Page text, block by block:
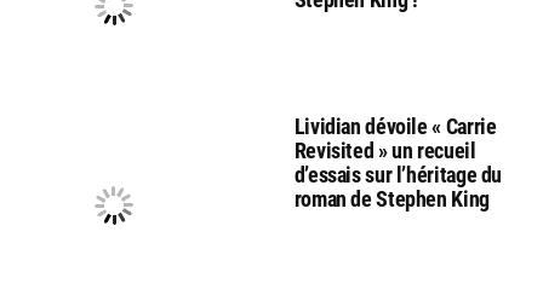
Lividian dévoile « Carrie
Revisited » un recueil
d’essais sur l’héritage du
roman de Stephen King